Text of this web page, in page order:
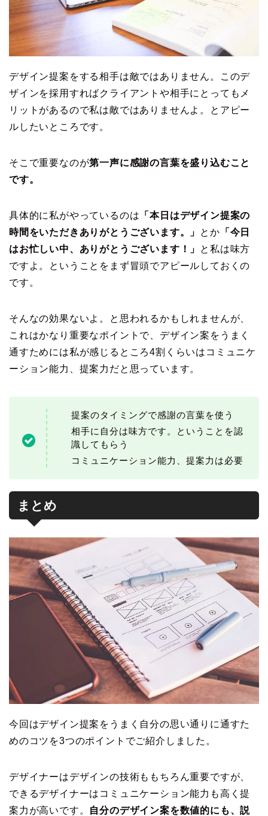
デザイン提案をする相手は敵ではありません。このデ
ザインを採用すればクライアントや相手にとってもメ
リットがあるので私は敵ではありませんよ。とアピー
ルしたいところです。
そこで重要なのが第一声に感謝の言葉を盛り込むこと
です。
具体的に私がやっているのは 「本日はデザイン提案の
時間をいただきありがとうございます。」
とか 「今日
はお忙しい中、ありがとうございます！」
と私は味方
ですよ。ということをまず冒頭でアピールしておくの
です。
そんなの効果ないよ。と思われるかもしれませんが、
これはかなり重要なポイントで、デザイン案をうまく
通すためには私が感じるところ4割くらいはコミュニケ
ーション能力、提案力だと思っています。
提案のタイミングで感謝の言葉を使う
相手に自分は味方です。ということを認
識してもらう
コミュニケーション能力、提案力は必要
まとめ
今回はデザイン提案をうまく自分の思い通りに通すた
めのコツを3つのポイントでご紹介しました。
デザイナーはデザインの技術ももちろん重要ですが、
できるデザイナーはコミュニケーション能力も高く提
案力が高いです。 自分のデザイン案を数値的にも、説